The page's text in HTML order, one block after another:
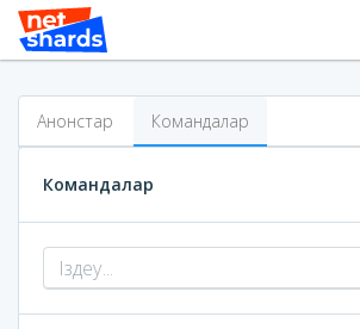
Анонстар Командалар
Командалар